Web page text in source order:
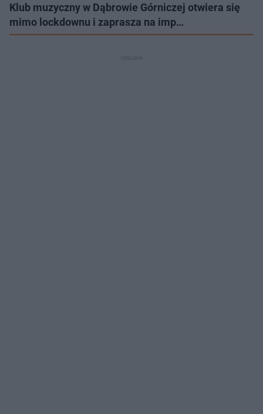
Klub muzyczny w Dąbrowie Górniczej otwiera się
mimo lockdownu i zaprasza na imp…